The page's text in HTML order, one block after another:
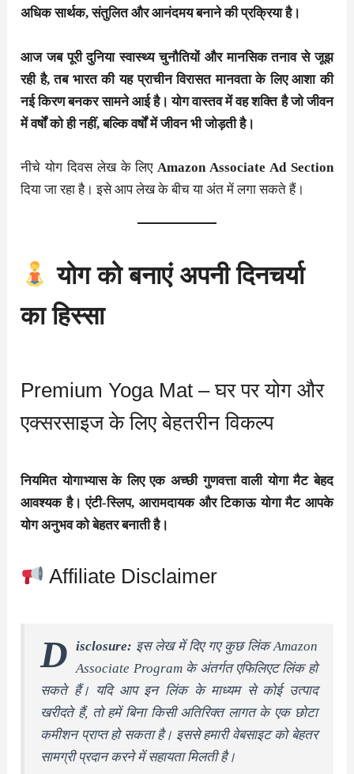
अधिक सार्थक, संतुलित और आनंदमय बनाने की प्रक्रिया है।
आज जब पूरी दुनिया स्वास्थ्य चुनौतियों और मानसिक तनाव से जूझ
रही है, तब भारत की यह प्राचीन विरासत मानवता के लिए आशा की
नई किरण बनकर सामने आई है। योग वास्तव में वह शक्ति है जो जीवन
में वर्षों को ही नहीं, बल्कि वर्षों में जीवन भी जोड़ती है।
नीचे योग दिवस लेख के लिएAmazon Associate Ad Section
दिया जा रहा है। इसे आप लेख के बीच या अंत में लगा सकते हैं।
योग को बनाएं अपनी दिनचर्या
का हिस्सा
Premium Yoga Mat – घर पर योग और
एक्सरसाइज के लिए बेहतरीन विकल्प
नियमित योगाभ्यास के लिए एक अच्छी गुणवत्ता वाली योगा मैट बेहद
आवश्यक है। एंटी-स्लिप, आरामदायक और टिकाऊ योगा मैट आपके
योग अनुभव को बेहतर बनाती है।
Affiliate Disclaimer
D isclosure: इस लेख में दिए गए कुछ लिंक Amazon
Associate Program के अंतर्गत एफिलिएट लिंक हो
सकते हैं। यदि आप इन लिंक के माध्यम से कोई उत्पाद
खरीदते हैं, तो हमें बिना किसी अतिरिक्त लागत के एक छोटा
कमीशन प्राप्त हो सकता है। इससे हमारी वेबसाइट को बेहतर
सामग्री प्रदान करने में सहायता मिलती है।